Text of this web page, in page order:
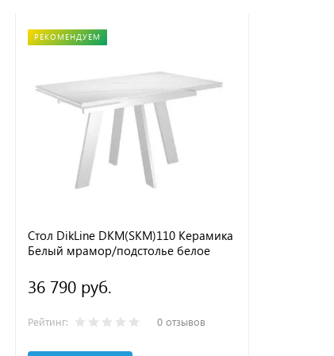
РЕКОМЕНДУЕМ
Стол DikLine DKM(SKM)110 Керамика
Белый мрамор/подстолье белое
36 790 руб.
Рейтинг: 0 отзывов